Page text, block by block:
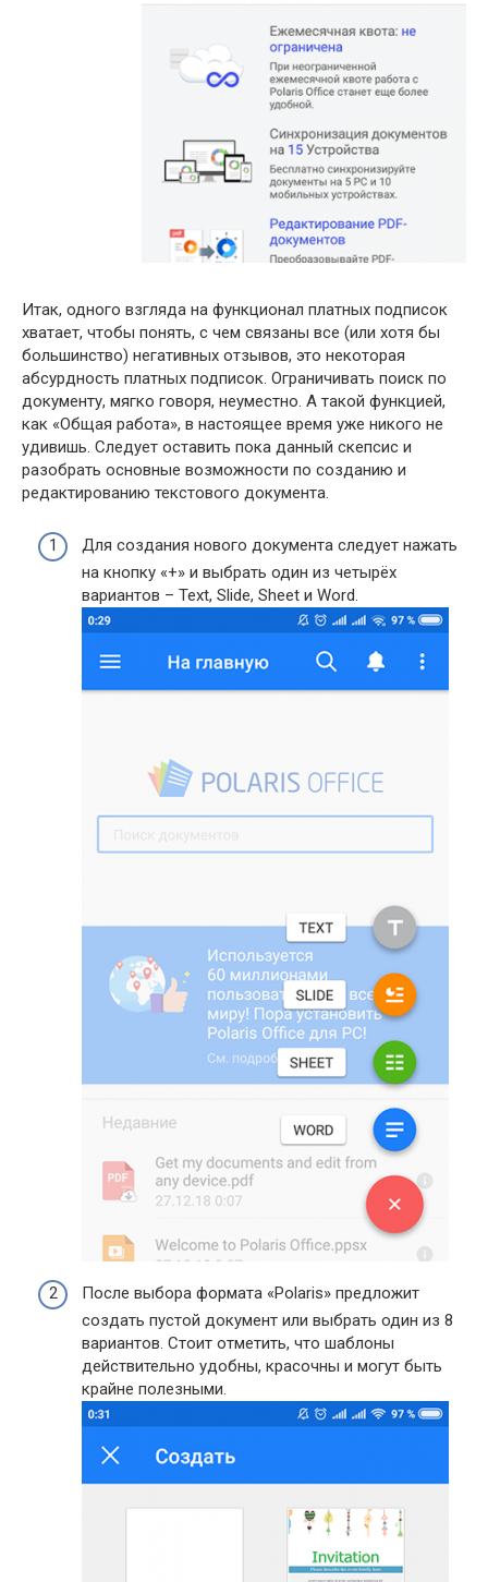
Итак, одного взгляда на функционал платных подписок
хватает, чтобы понять, с чем связаны все (или хотя бы
большинство) негативных отзывов, это некоторая
абсурдность платных подписок. Ограничивать поиск по
документу, мягко говоря, неуместно. А такой функцией,
как «Общая работа», в настоящее время уже никого не
удивишь. Следует оставить пока данный скепсис и
разобрать основные возможности по созданию и
редактированию текстового документа.
Для создания нового документа следует нажать
на кнопку «+» и выбрать один из четырёх
вариантов – Text, Slide, Sheet и Word.
После выбора формата «Polaris» предложит
создать пустой документ или выбрать один из 8
вариантов. Стоит отметить, что шаблоны
действительно удобны, красочны и могут быть
крайне полезными.